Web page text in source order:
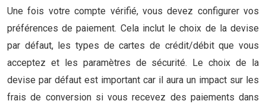
Une fois votre compte vérifié, vous devez configurer vos
préférences de paiement. Cela inclut le choix de la devise
par défaut, les types de cartes de crédit/débit que vous
acceptez et les paramètres de sécurité. Le choix de la
devise par défaut est important car il aura un impact sur les
frais de conversion si vous recevez des paiements dans